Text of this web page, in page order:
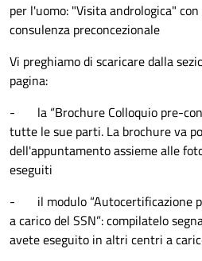
per l'uomo: "Visita andrologica"
consulenza preconcezionale
Vi preghiamo di scaricare dalla
pagina:
- la “Brochure Colloquio pre-
tutte le sue parti. La brochure va
dell'appuntamento assieme alle
eseguiti
- il modulo “Autocertificazione
a carico del SSN”: compilatelo
avete eseguito in altri centri a